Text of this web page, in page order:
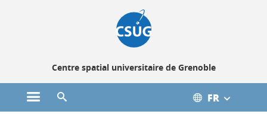
Centre spatial universitaire de Grenoble
Ouvrir le menu principal FR